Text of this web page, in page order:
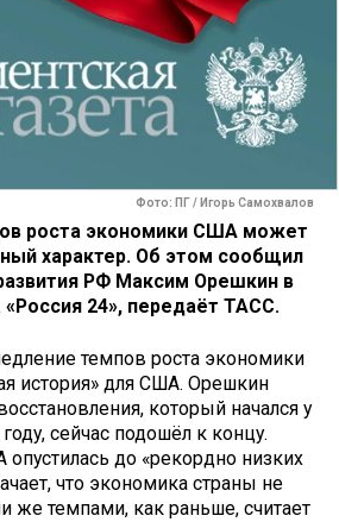
Фото: ПГ / Игорь Самохвалов
роста экономики США может
характер. Об этом сообщил
РФ Максим Орешкин в
«Россия 24», передаёт ТАСС.
темпов роста экономики
история» для США. Орешкин
который начался у
сейчас подошёл к концу.
до «рекордно низких
что экономика страны не
же темпами, как раньше, считает